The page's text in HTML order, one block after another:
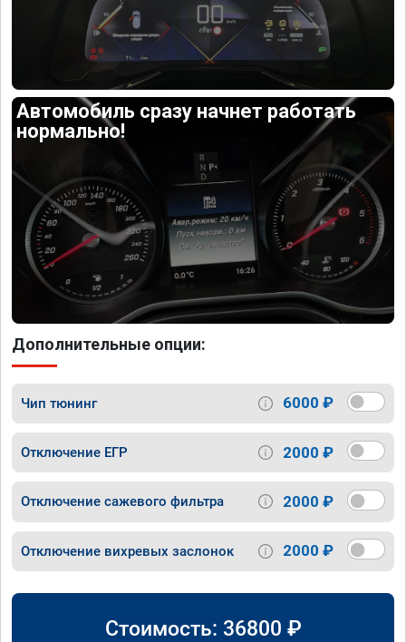
Автомобиль сразу начнет работать
нормально!
Дополнительные опции:
Чип тюнинг 6000 ₽
Отключение ЕГР 2000 ₽
Отключение сажевого фильтра 2000 ₽
Отключение вихревых заслонок 2000 ₽
Стоимость: 36800 ₽